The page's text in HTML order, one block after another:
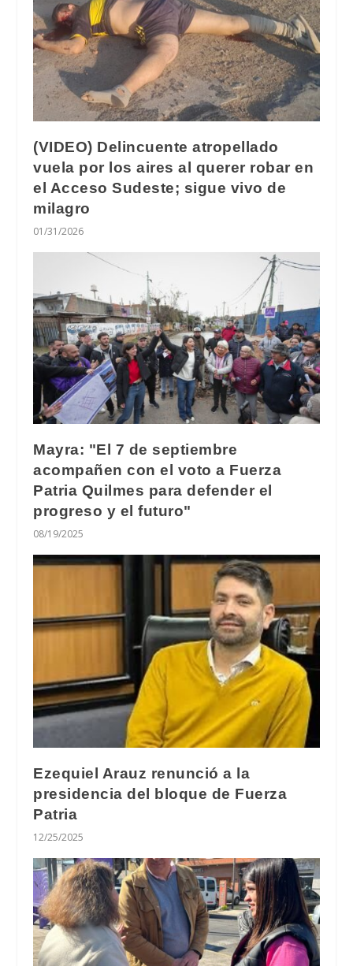
(VIDEO) Delincuente atropellado
vuela por los aires al querer robar en
el Acceso Sudeste; sigue vivo de
milagro
01/31/2026
Mayra: "El 7 de septiembre
acompañen con el voto a Fuerza
Patria Quilmes para defender el
progreso y el futuro"
08/19/2025
Ezequiel Arauz renunció a la
presidencia del bloque de Fuerza
Patria
12/25/2025